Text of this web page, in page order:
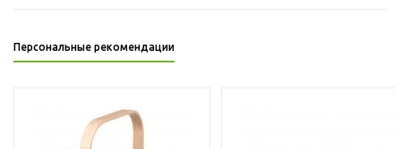
Персональные рекомендации